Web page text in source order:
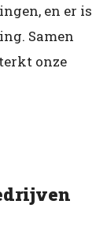
en er is
Samen
onze